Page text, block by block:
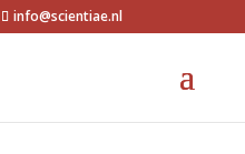
info@scientiae.nl